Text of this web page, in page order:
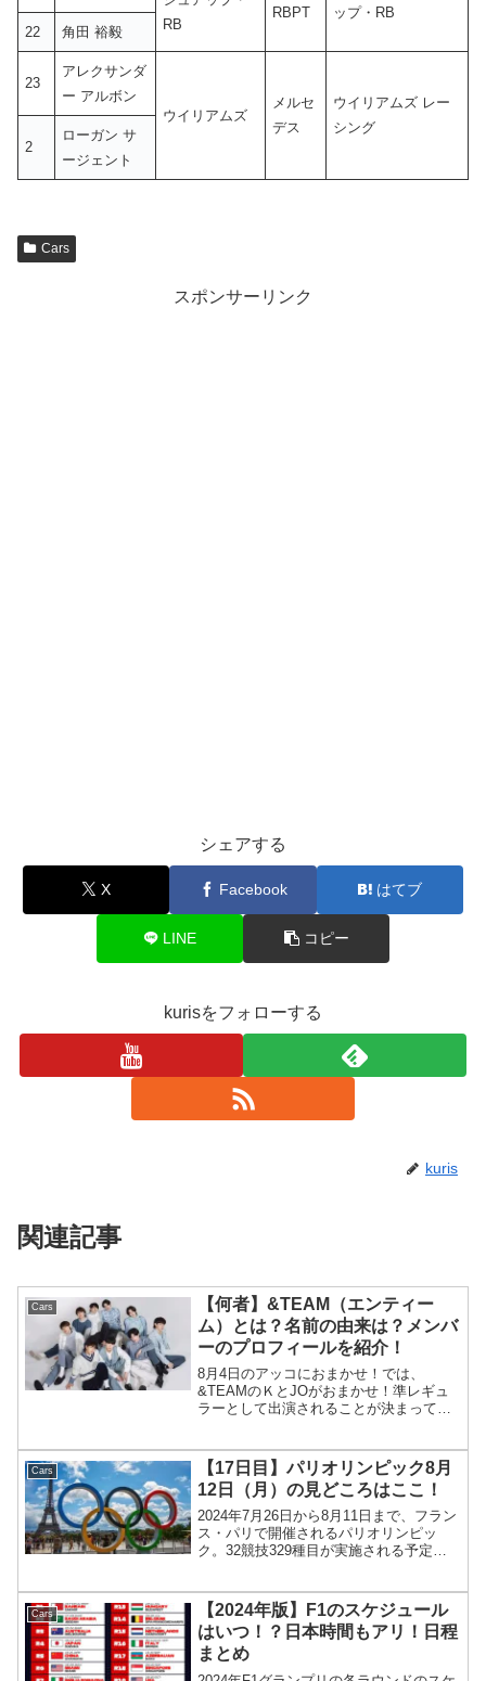
RB
RBPT
ップ・RB
22
角田 裕毅
23
アレクサンダ
ー アルボン
ウイリアムズ
メルセ
デス
ウイリアムズ レー
シング
2
ローガン サ
ージェント
Cars
スポンサーリンク
シェアする
X Facebook はてブ
LINE コピー
kurisをフォローする
kuris
関連記事
Cars
【何者】&TEAM（エンティー
ム）とは？名前の由来は？メンバ
ーのプロフィールを紹介！
8月4日のアッコにおまかせ！では、
&TEAMのＫとJOがおまかせ！準レギュ
ラーとして出演されることが決まってい
ていました。今回は&TEAMのメンバーや
プロフィール、...
Cars
【17日目】パリオリンピック8月
12日（月）の見どころはここ！
2024年7月26日から8月11日まで、フラン
ス・パリで開催されるパリオリンピッ
ク。32競技329種目が実施される予定で
式が行われます。8月12日（月）閉会...
Cars
【2024年版】F1のスケジュール
はいつ！？日本時間もアリ！日程
まとめ